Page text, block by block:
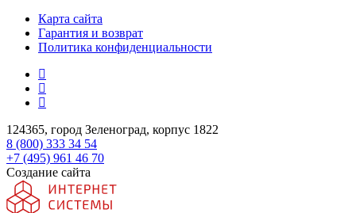
Карта сайта
Гарантия и возврат
Политика конфиденциальности
124365, город Зеленоград, корпус 1822
8 (800) 333 34 54
+7 (495) 961 46 70
Создание сайта